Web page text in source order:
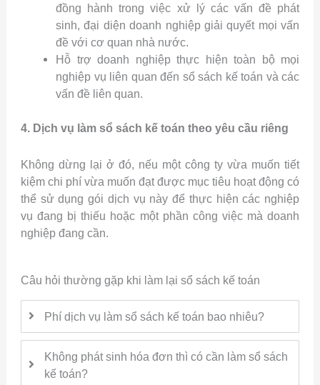
đồng hành trong việc xử lý các vấn đề phát
sinh, đại diện doanh nghiệp giải quyết mọi vấn
đề với cơ quan nhà nước.
Hỗ trợ doanh nghiệp thực hiện toàn bộ mọi
nghiệp vụ liên quan đến sổ sách kế toán và các
vấn đề liên quan.
4. Dịch vụ làm sổ sách kế toán theo yêu cầu riêng
Không dừng lại ở đó, nếu một công ty vừa muốn tiết
kiệm chi phí vừa muốn đạt được mục tiêu hoạt động có
thể sử dụng gói dịch vụ này để thực hiện các nghiệp
vụ đang bị thiếu hoặc một phần công việc mà doanh
nghiệp đang cần.
Câu hỏi thường gặp khi làm lại sổ sách kế toán
Phí dịch vụ làm sổ sách kế toán bao nhiêu?
Không phát sinh hóa đơn thì có cần làm sổ sách
kế toán?